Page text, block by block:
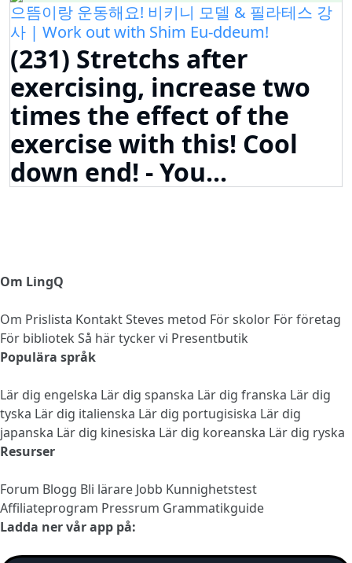
으뜸이랑 운동해요! 비키니 모델 & 필라테스 강
사 | Work out with Shim Eu-ddeum!
(231) Stretchs after
exercising, increase two
times the effect of the
exercise with this! Cool
down end! - You...
Om LingQ
Om Prislista KontaktSteves metod För skolor För företag
För bibliotek Så här tycker vi Presentbutik
Populära språk
Lär dig engelska Lär dig spanska Lär dig franska Lär dig
tyska Lär dig italienska Lär dig portugisiska Lär dig
japanska Lär dig kinesiska Lär dig koreanska Lär dig ryska
Resurser
Forum Blogg Bli lärare Jobb Kunnighetstest
Affiliateprogram Pressrum Grammatikguide
Ladda ner vår app på: